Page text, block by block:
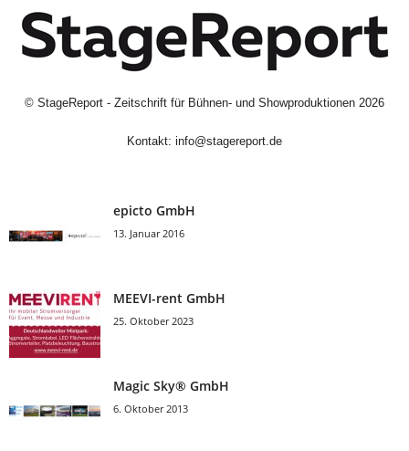
© StageReport - Zeitschrift für Bühnen- und Showproduktionen 2026
Kontakt: info@stagereport.de
epicto GmbH
13. Januar 2016
MEEVI-rent GmbH
25. Oktober 2023
Magic Sky® GmbH
6. Oktober 2013